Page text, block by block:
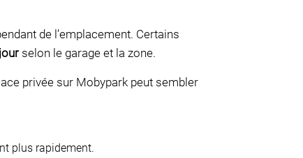
de l’emplacement. Certains
selon le garage et la zone.
privée sur Mobypark peut sembler
plus rapidement.